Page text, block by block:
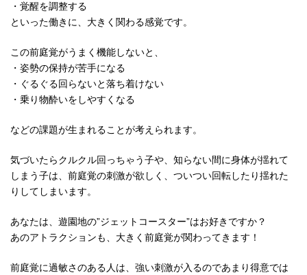
・覚醒を調整する
といった働きに、大きく関わる感覚です。
この前庭覚がうまく機能しないと、
・姿勢の保持が苦手になる
・ぐるぐる回らないと落ち着けない
・乗り物酔いをしやすくなる
などの課題が生まれることが考えられます。
気づいたらクルクル回っちゃう子や、知らない間に身体が揺れて
しまう子は、前庭覚の刺激が欲しく、ついつい回転したり揺れた
りしてしまいます。
あなたは、遊園地の”ジェットコースター”はお好きですか？
あのアトラクションも、大きく前庭覚が関わってきます！
前庭覚に過敏さのある人は、強い刺激が入るのであまり得意では